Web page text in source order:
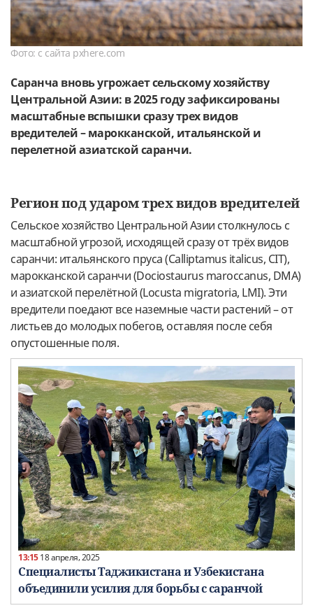
Фото: с сайта pxhere.com
Саранча вновь угрожает сельскому хозяйству
Центральной Азии: в 2025 году зафиксированы
масштабные вспышки сразу трех видов
вредителей – марокканской, итальянской и
перелетной азиатской саранчи.
Регион под ударом трех видов вредителей
Сельское хозяйство Центральной Азии столкнулось с
масштабной угрозой, исходящей сразу от трёх видов
саранчи: итальянского пруса (Calliptamus italicus, CIT),
марокканской саранчи (Dociostaurus maroccanus, DMA)
и азиатской перелётной (Locusta migratoria, LMI). Эти
вредители поедают все наземные части растений – от
листьев до молодых побегов, оставляя после себя
опустошенные поля.
13:1518 апреля, 2025
Специалисты Таджикистана и Узбекистана
объединили усилия для борьбы с саранчой